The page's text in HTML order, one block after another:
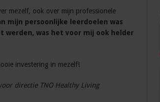
mezelf, ook over mijn professionele
mijn persoonlijke leerdoelen was
werden, was het voor mij ook helder
investering in mezelf!
directie TNO Healthy Living